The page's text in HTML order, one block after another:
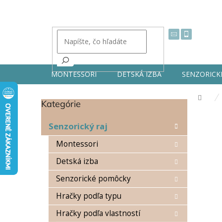
MONTESSORI DETSKÁ IZBA
B
Preskočiť
Kategórie
Senzorický raj
Montessori
Detská izba
Senzorické pomôcky
Hračky podľa typu
Hračky podľa vlastností